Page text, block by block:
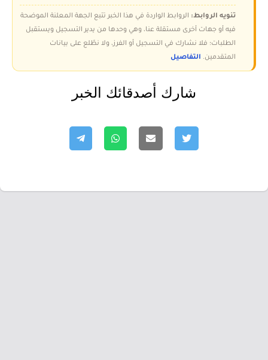
تنويه الروابط: الروابط الواردة في هذا الخبر تتبع الجهة المعلنة الموضحة
فيه أو جهات أخرى مستقلة عنا، وهي وحدها من يدير التسجيل ويستقبل
الطلبات؛ فلا نشارك في التسجيل أو الفرز، ولا نطّلع على بيانات
المتقدمين. التفاصيل
شارك أصدقائك الخبر